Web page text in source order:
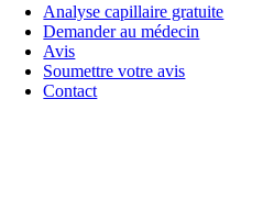
Analyse capillaire gratuite
Demander au médecin
Avis
Soumettre votre avis
Contact